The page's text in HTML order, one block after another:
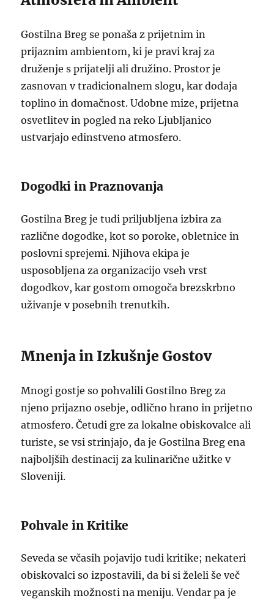
Gostilna Breg se ponaša z prijetnim in
prijaznim ambientom, ki je pravi kraj za
druženje s prijatelji ali družino. Prostor je
zasnovan v tradicionalnem slogu, kar dodaja
toplino in domačnost. Udobne mize, prijetna
osvetlitev in pogled na reko Ljubljanico
ustvarjajo edinstveno atmosfero.
Dogodki in Praznovanja
Gostilna Breg je tudi priljubljena izbira za
različne dogodke, kot so poroke, obletnice in
poslovni sprejemi. Njihova ekipa je
usposobljena za organizacijo vseh vrst
dogodkov, kar gostom omogoča brezskrbno
uživanje v posebnih trenutkih.
Mnenja in Izkušnje Gostov
Mnogi gostje so pohvalili Gostilno Breg za
njeno prijazno osebje, odlično hrano in prijetno
atmosfero. Četudi gre za lokalne obiskovalce ali
turiste, se vsi strinjajo, da je Gostilna Breg ena
najboljših destinacij za kulinarične užitke v
Sloveniji.
Pohvale in Kritike
Seveda se včasih pojavijo tudi kritike; nekateri
obiskovalci so izpostavili, da bi si želeli še več
veganskih možnosti na meniju. Vendar pa je